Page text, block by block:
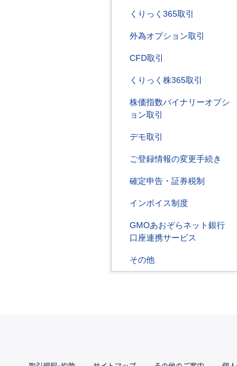
くりっく365取引
外為オプション取引
CFD取引
くりっく株365取引
株価指数バイナリーオプシ
ョン取引
デモ取引
ご登録情報の変更手続き
確定申告・証券税制
インボイス制度
GMOあおぞらネット銀行
口座連携サービス
その他